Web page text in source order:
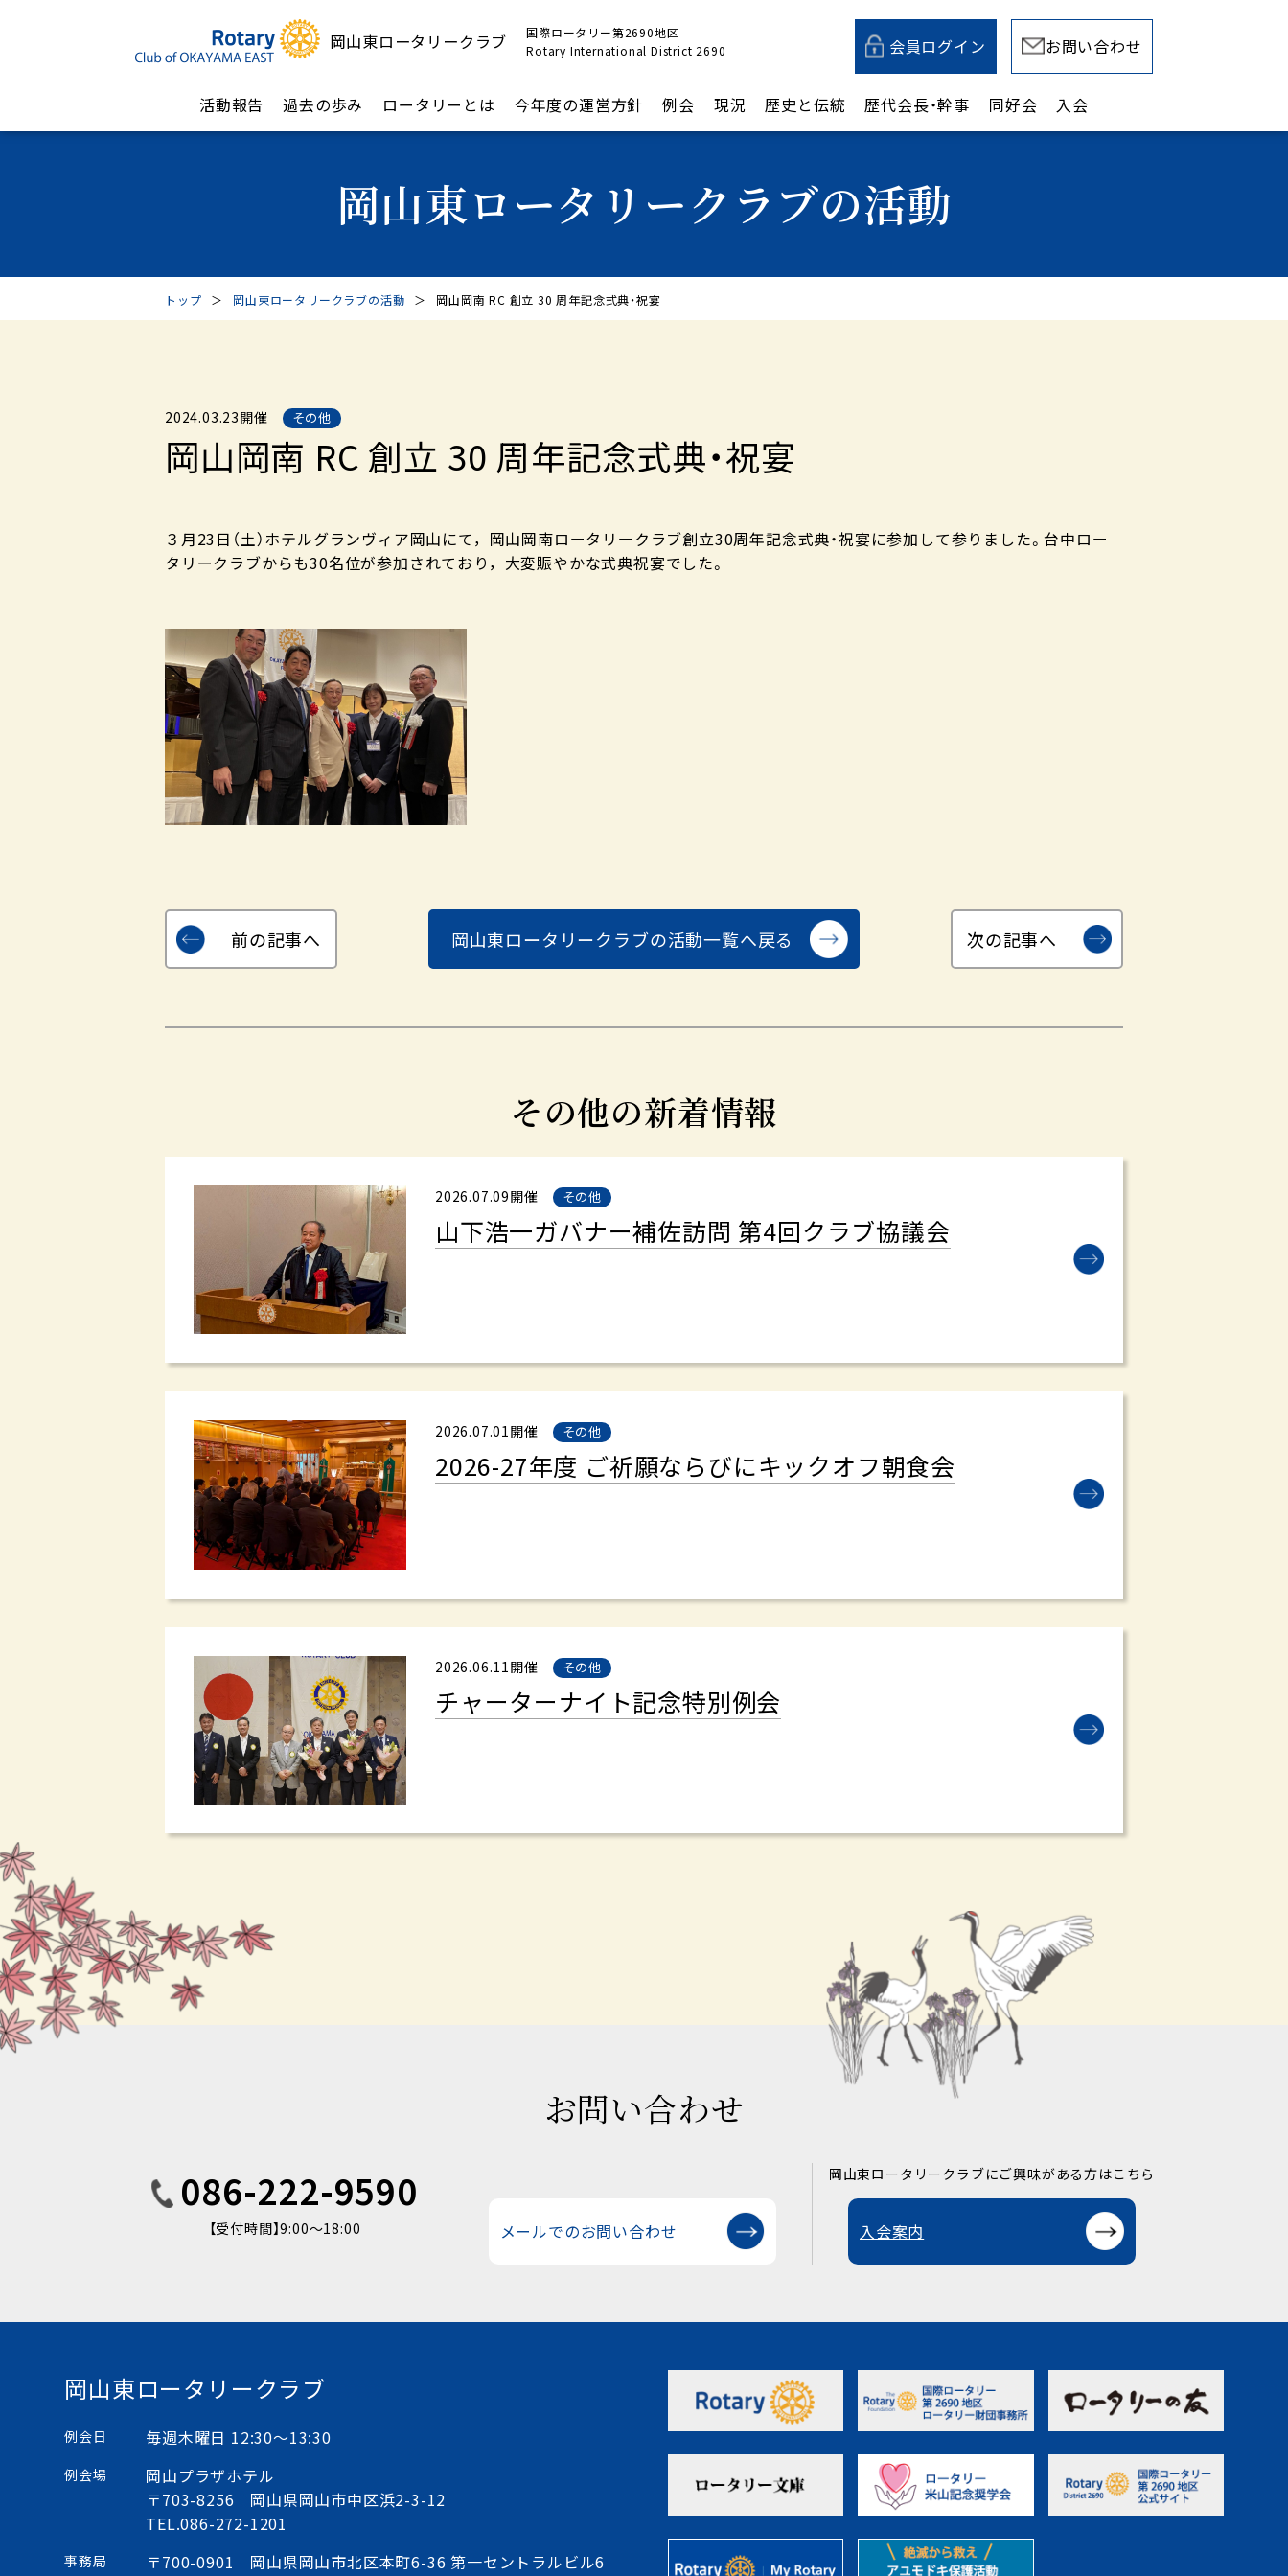
岡山東ロータリークラブ
国際ロータリー第2690地区
Rotary International District 2690
会員ログイン お問い合わせ
活動報告 過去の歩み ロータリーとは 今年度の運営方針 例会 現況 歴史と伝統 歴代会長・幹事 同好会 入会
岡山東ロータリークラブの活動
トップ ＞ 岡山東ロータリークラブの活動 ＞ 岡山岡南 RC 創立 30 周年記念式典・祝宴
2024.03.23開催 その他
岡山岡南 RC 創立 30 周年記念式典・祝宴
３月23日（土）ホテルグランヴィア岡山にて，岡山岡南ロータリークラブ創立30周年記念式典・祝宴に参加して参りました。台中ロー
タリークラブからも30名位が参加されており，大変賑やかな式典祝宴でした。
前の記事へ 岡山東ロータリークラブの活動一覧へ戻る 次の記事へ
その他の新着情報
2026.07.09開催 その他
山下浩一ガバナー補佐訪問 第4回クラブ協議会
2026.07.01開催 その他
2026-27年度 ご祈願ならびにキックオフ朝食会
2026.06.11開催 その他
チャーターナイト記念特別例会
お問い合わせ
086-222-9590
【受付時間】9:00〜18:00 メールでのお問い合わせ
岡山東ロータリークラブにご興味がある方はこちら
入会案内
岡山東ロータリークラブ
例会日 毎週木曜日 12:30〜13:30
例会場
岡山プラザホテル
〒703-8256 岡山県岡山市中区浜2-3-12
TEL.086-272-1201
事務局
〒700-0901 岡山県岡山市北区本町6-36 第一セントラルビル6